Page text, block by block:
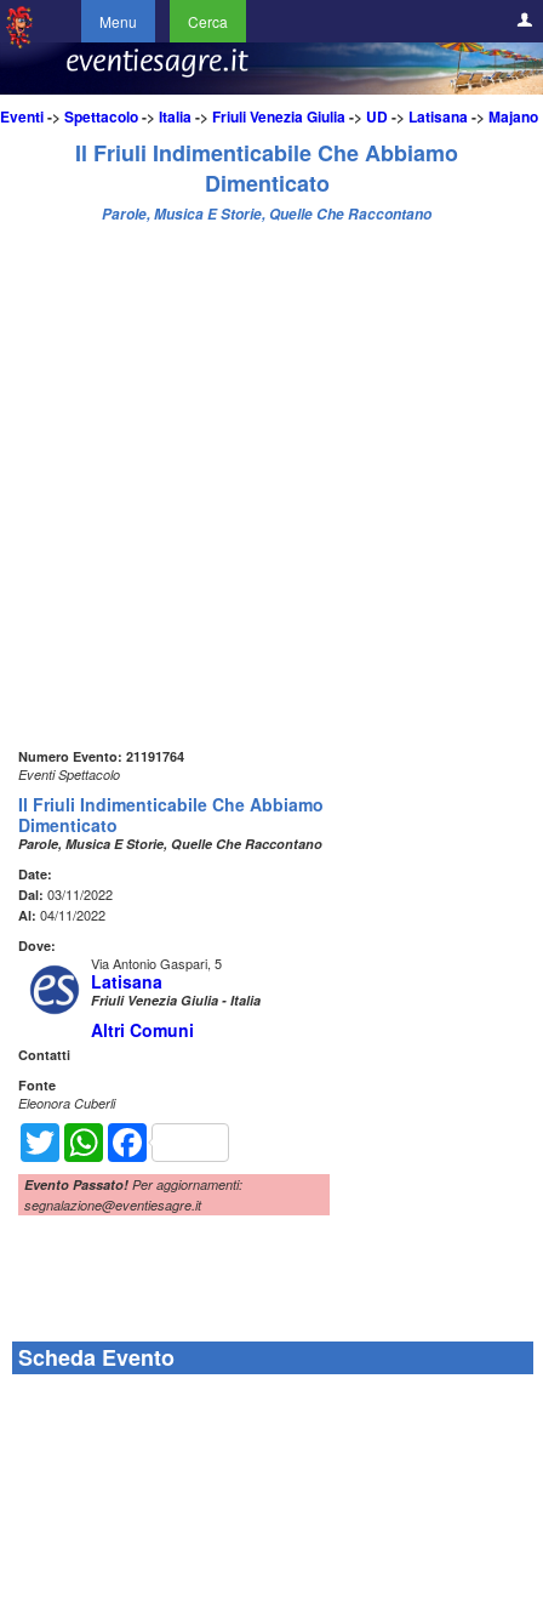
Menu Cerca
Eventi-> Spettacolo-> Italia-> Friuli Venezia Giulia-> UD-> Latisana-> Majano
Il Friuli Indimenticabile Che Abbiamo
Dimenticato
Parole, Musica E Storie, Quelle Che Raccontano
Numero Evento: 21191764
Eventi Spettacolo
Il Friuli Indimenticabile Che Abbiamo
Dimenticato
Parole, Musica E Storie, Quelle Che Raccontano
Date:
Dal: 03/11/2022
Al: 04/11/2022
Dove:
Via Antonio Gaspari, 5
Latisana
Friuli Venezia Giulia - Italia
Altri Comuni
Contatti
Fonte
Eleonora Cuberli
Twitter WhatsAppFacebook
Evento Passato! Per aggiornamenti:
segnalazione@eventiesagre.it
Scheda Evento